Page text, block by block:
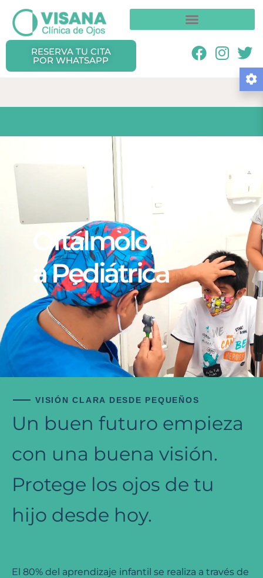
RESERVA TU CITA
POR WHATSAPP
Oftalmologí
A Pediátrica
VISIÓN CLARA DESDE PEQUEÑOS
Un buen futuro empieza
con una buena visión.
Protege los ojos de tu
hijo desde hoy.
El 80% del aprendizaje infantil se realiza a través de